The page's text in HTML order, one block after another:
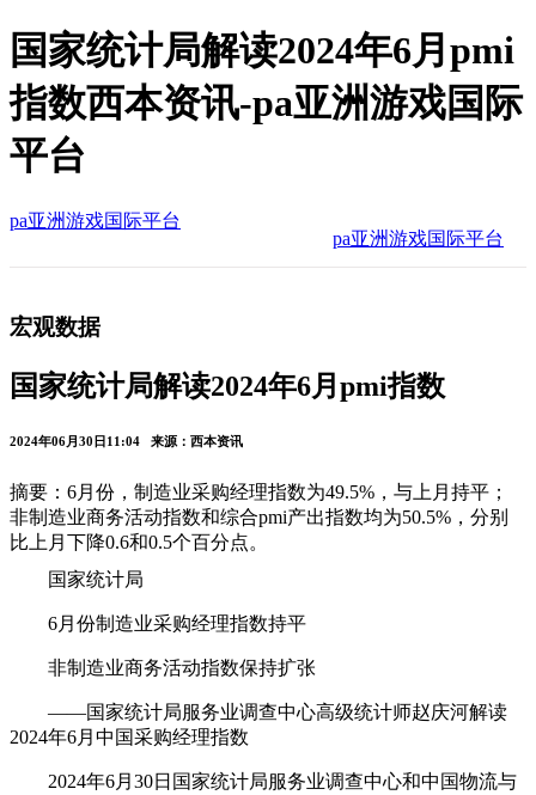
国家统计局解读2024年6月pmi
指数西本资讯-pa亚洲游戏国际
平台
pa亚洲游戏国际平台
pa亚洲游戏国际平台
宏观数据
国家统计局解读2024年6月pmi指数
2024年06月30日11:04 来源：西本资讯
摘要：6月份，制造业采购经理指数为49.5%，与上月持平；
非制造业商务活动指数和综合pmi产出指数均为50.5%，分别
比上月下降0.6和0.5个百分点。
国家统计局
6月份制造业采购经理指数持平
非制造业商务活动指数保持扩张
——国家统计局服务业调查中心高级统计师赵庆河解读
2024年6月中国采购经理指数
2024年6月30日国家统计局服务业调查中心和中国物流与